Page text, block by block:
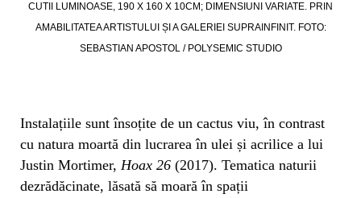
CUTII LUMINOASE, 190 X 160 X 10CM; DIMENSIUNI VARIATE. PRIN
AMABILITATEA ARTISTULUI ȘI A GALERIEI SUPRAINFINIT. FOTO:
SEBASTIAN APOSTOL / POLYSEMIC STUDIO
Instalațiile sunt însoțite de un cactus viu, în contrast
cu natura moartă din lucrarea în ulei și acrilice a lui
Justin Mortimer, Hoax 26 (2017). Tematica naturii
dezrădăcinate, lăsată să moară în spații